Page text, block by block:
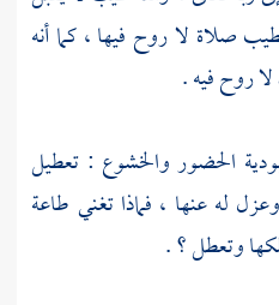
صلاة لا روح فيها ، كما أنه
روح فيه .
الحضور والخشوع : تعطيل
له عنها ، فماذا تغني طاعة
وتعطل ؟ .